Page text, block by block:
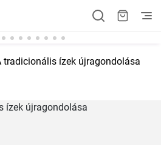
tradicionális ízek újragondolása